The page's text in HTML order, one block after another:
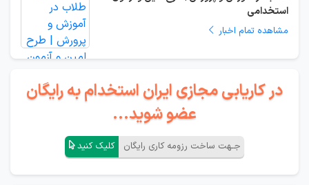
استخدامی
مشاهده تمام اخبار
در کاریابی مجازی ایران استخدام به رایگان
عضو شوید...
جـهت ساخت رزومه کاری رایگان کلیک کنید